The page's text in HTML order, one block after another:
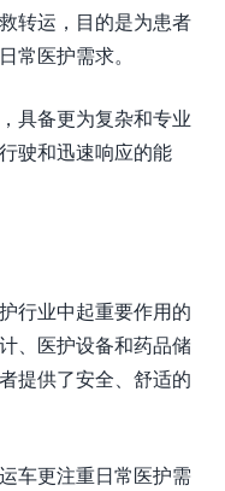
转运，目的是为患者
常医护需求。
具备更为复杂和专业
驶和迅速响应的能
行业中起重要作用的
、医护设备和药品储
提供了安全、舒适的
车更注重日常医护需